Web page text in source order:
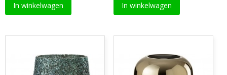
In winkelwagen In winkelwagen